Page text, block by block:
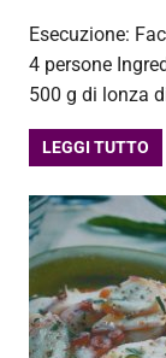
Esecuzione:
4 persone
500 g di lonza
LEGGI TUTTO